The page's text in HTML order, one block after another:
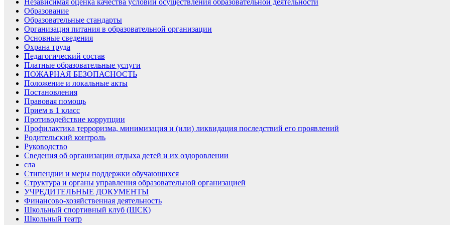
Образование
Образовательные стандарты
Организация питания в образовательной организации
Основные сведения
Охрана труда
Педагогический состав
Платные образовательные услуги
ПОЖАРНАЯ БЕЗОПАСНОСТЬ
Положение и локальные акты
Постановления
Правовая помощь
Прием в 1 класс
Противодействие коррупции
Профилактика терроризма, минимизация и (или) ликвидация последствий его проявлений
Родительский контроль
Руководство
Сведения об организации отдыха детей и их оздоровлении
сла
Стипендии и меры поддержки обучающихся
Структура и органы управления образовательной организацией
УЧРЕДИТЕЛЬНЫЕ ДОКУМЕНТЫ
Финансово-хозяйственная деятельность
Школьный спортивный клуб (ШСК)
Школьный театр